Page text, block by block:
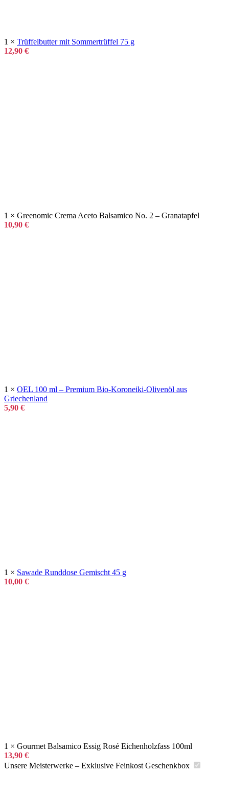
1 × Trüffelbutter mit Sommertrüffel 75 g
12,90 €
1 × Greenomic Crema Aceto Balsamico No. 2 – Granatapfel
10,90 €
1 × OEL 100 ml – Premium Bio-Koroneiki-Olivenöl aus
Griechenland
5,90 €
1 × Sawade Runddose Gemischt 45 g
10,00 €
1 × Gourmet Balsamico Essig Rosé Eichenholzfass 100ml
13,90 €
Unsere Meisterwerke – Exklusive Feinkost Geschenkbox